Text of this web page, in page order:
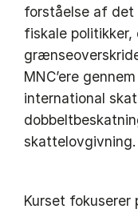
forståelse af det
fiskale politikker,
MNC’ere
international
skattelovgivning.
Kurset fokuserer